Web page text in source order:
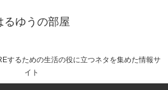
るゆうの部屋
するための生活の役に立つネタを集めた情報サ
イト